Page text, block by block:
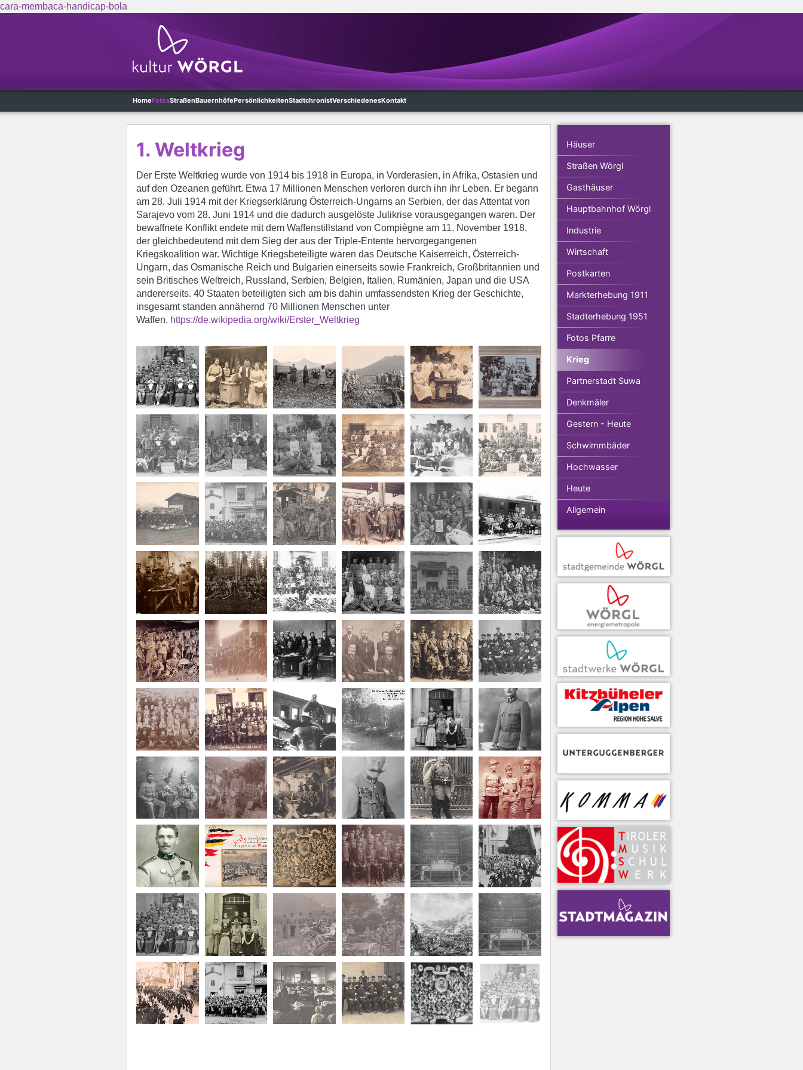
cara-membaca-handicap-bola
HomeFotosStraßenBauernhöfePersönlichkeitenStadtchronistVerschiedenesKontakt
1. Weltkrieg
Der Erste Weltkrieg wurde von 1914 bis 1918 in Europa, in Vorderasien, in Afrika, Ostasien und
auf den Ozeanen geführt. Etwa 17 Millionen Menschen verloren durch ihn ihr Leben. Er begann
am 28. Juli 1914 mit der Kriegserklärung Österreich-Ungarns an Serbien, der das Attentat von
Sarajevo vom 28. Juni 1914 und die dadurch ausgelöste Julikrise vorausgegangen waren. Der
bewaffnete Konflikt endete mit dem Waffenstillstand von Compiègne am 11. November 1918,
der gleichbedeutend mit dem Sieg der aus der Triple-Entente hervorgegangenen
Kriegskoalition war. Wichtige Kriegsbeteiligte waren das Deutsche Kaiserreich, Österreich-
Ungarn, das Osmanische Reich und Bulgarien einerseits sowie Frankreich, Großbritannien und
sein Britisches Weltreich, Russland, Serbien, Belgien, Italien, Rumänien, Japan und die USA
andererseits. 40 Staaten beteiligten sich am bis dahin umfassendsten Krieg der Geschichte,
insgesamt standen annähernd 70 Millionen Menschen unter
Waffen. https://de.wikipedia.org/wiki/Erster_Weltkrieg
Häuser
Straßen Wörgl
Gasthäuser
Hauptbahnhof Wörgl
Industrie
Wirtschaft
Postkarten
Markterhebung 1911
Stadterhebung 1951
Fotos Pfarre
Krieg
Partnerstadt Suwa
Denkmäler
Gestern - Heute
Schwimmbäder
Hochwasser
Heute
Allgemein